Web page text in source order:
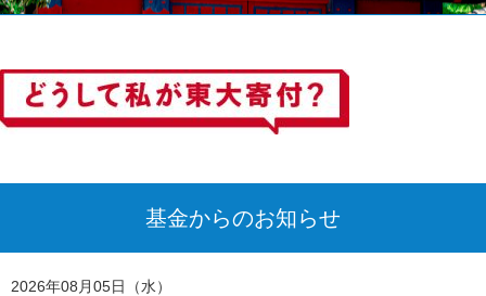
基金からのお知らせ
2026年08月05日（水）